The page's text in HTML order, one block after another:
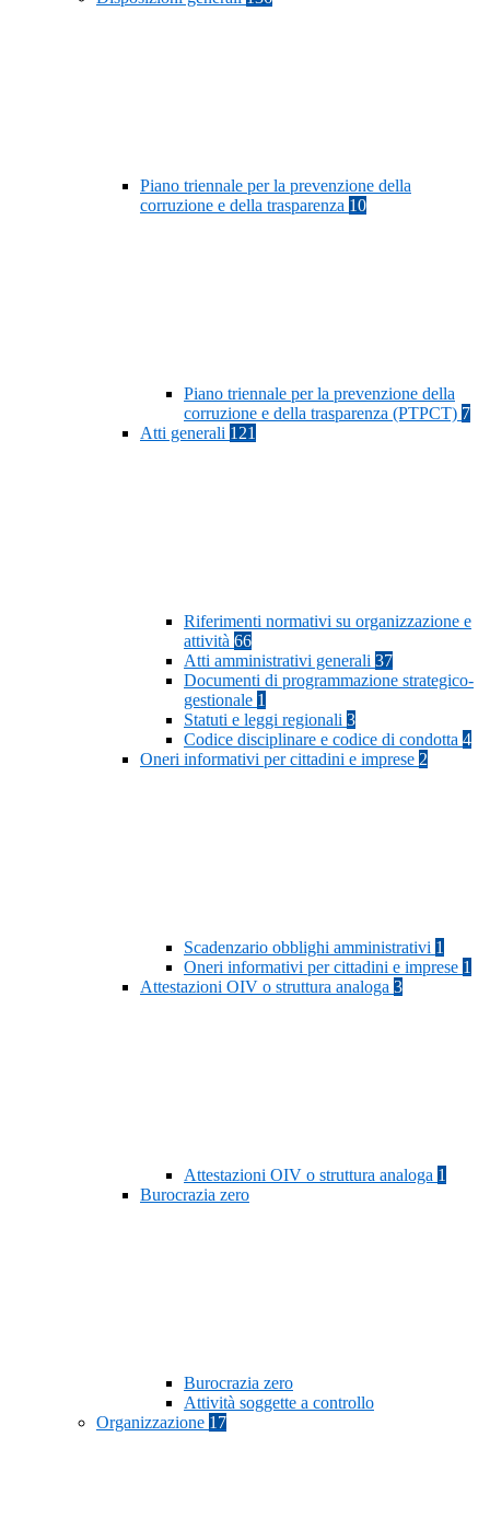
Piano triennale per la prevenzione della
corruzione e della trasparenza 10
Piano triennale per la prevenzione della
corruzione e della trasparenza (PTPCT) 7
Atti generali 121
Riferimenti normativi su organizzazione e
attività 66
Atti amministrativi generali 37
Documenti di programmazione strategico-
gestionale 1
Statuti e leggi regionali 3
Codice disciplinare e codice di condotta 4
Oneri informativi per cittadini e imprese 2
Scadenzario obblighi amministrativi 1
Oneri informativi per cittadini e imprese 1
Attestazioni OIV o struttura analoga 3
Attestazioni OIV o struttura analoga 1
Burocrazia zero
Burocrazia zero
Attività soggette a controllo
Organizzazione 17